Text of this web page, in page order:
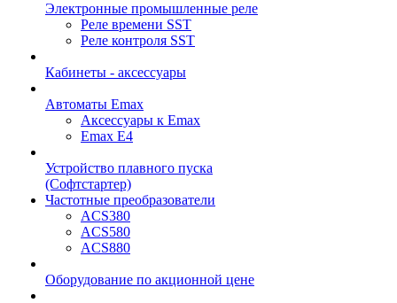
Электронные промышленные реле
Реле времени SST
Реле контроля SST
Кабинеты - аксессуары
Автоматы Emax
Аксессуары к Emax
Emax E4
Устройство плавного пуска
(Софтстартер)
Частотные преобразователи
ACS380
ACS580
ACS880
Оборудование по акционной цене